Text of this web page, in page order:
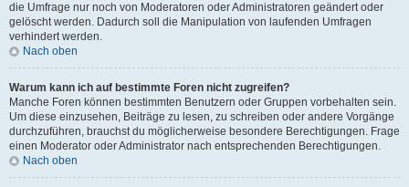
die Umfrage nur noch von Moderatoren oder Administratoren geändert oder
gelöscht werden. Dadurch soll die Manipulation von laufenden Umfragen
verhindert werden.
Nach oben
Warum kann ich auf bestimmte Foren nicht zugreifen?
Manche Foren können bestimmten Benutzern oder Gruppen vorbehalten sein.
Um diese einzusehen, Beiträge zu lesen, zu schreiben oder andere Vorgänge
durchzuführen, brauchst du möglicherweise besondere Berechtigungen. Frage
einen Moderator oder Administrator nach entsprechenden Berechtigungen.
Nach oben